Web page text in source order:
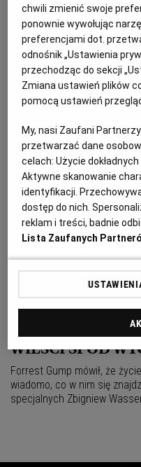
OLEKSY
Czy Józef Oleksy,
się na własnym języku, jak
motów Piotr Gadzinowski?
IRONIA - SŁABA
jeden z uczniów
sposób Roman Giertych
MARSZAŁEK
Zbigniew Wassermann, co
Prawa i Sprawiedliwości na
kolejny prokurator, który
CZWARTA
Wielkim przegranym
jest na razie Tusk.
oglądać najważniejszy mecz
WIEŚCI SPOD
Forrest Gump mówił, że
wiadomo, co w nim się
specjalnych Zbigniew
chwili zmienić swoje
ponownie wywołując
preferencjami dot.
odnośnik „Ustawienia
przechodząc do sekcji
Zmiana ustawień plików
pomocą ustawień
My, nasi Zaufani
przetwarzać dane
celach:Użycie
Aktywne skanowanie
identyfikacji.
dostęp do nich.
reklam i treści, badnie
Lista Zaufanych